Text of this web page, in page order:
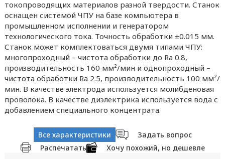
токопроводящих материалов разной твердости. Станок
оснащен системой ЧПУ на базе компьютера в
промышленном исполнении и генератором
технологического тока. Точность обработки ±0.015 мм.
Станок может комплектоваться двумя типами ЧПУ:
многопроходный – чистота обработки до Ra 0.8,
производительность 160 мм²/мин и однопроходный –
чистота обработки Ra 2.5, производительность 100 мм²/
мин. В качестве электрода используется молибденовая
проволока. В качестве диэлектрика используется вода с
добавлением специального концентрата.
Все характеристики
Задать вопрос
Распечатать
Хочу похожий, но дешевле